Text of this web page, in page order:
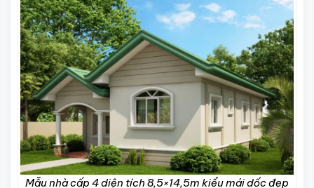
Mẫu nhà cấp 4 diện tích 8,5×14,5m kiểu mái dốc đẹp